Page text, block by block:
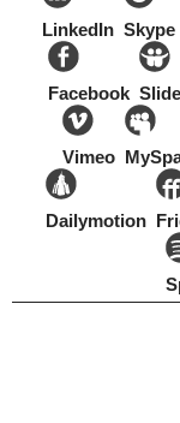
LinkedIn Skype
Facebook
Vimeo
Dailymotion